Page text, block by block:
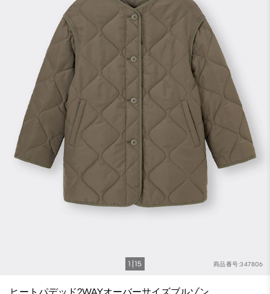
商品番号:347806
1 15